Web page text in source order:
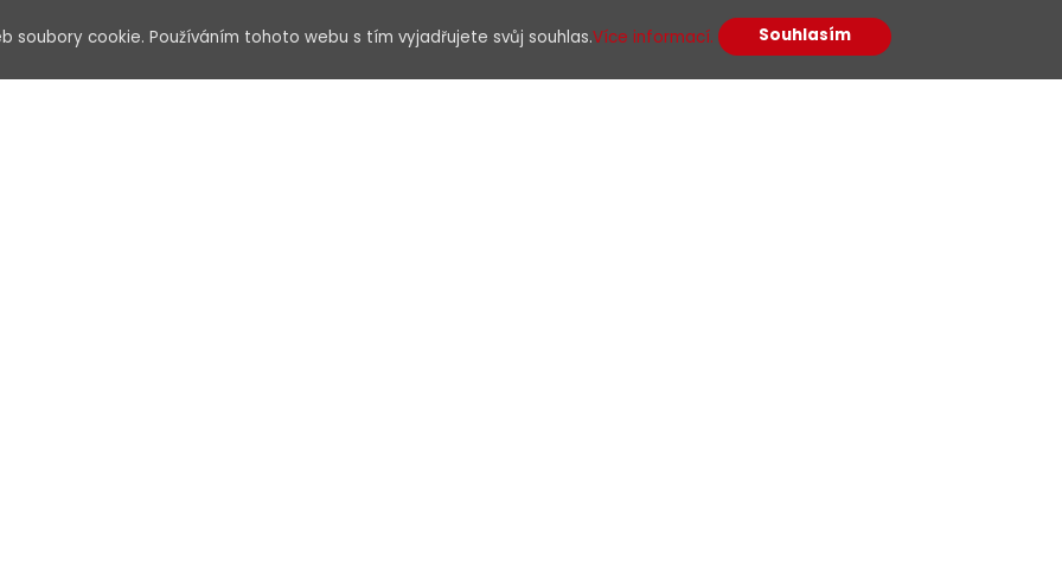
soubory cookie. Používáním tohoto webu s tím vyjadřujete svůj souhlas.Více informací. Souhlasím